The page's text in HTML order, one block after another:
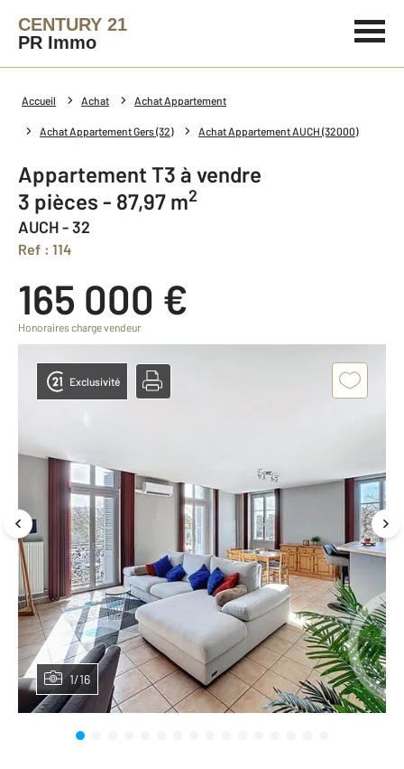
CENTURY 21
PR Immo
Accueil Achat Achat Appartement
Achat Appartement Gers (32) Achat Appartement AUCH (32000)
Appartement T3 à vendre
3 pièces - 87,97 m2
AUCH - 32
Ref : 114
165 000 €
Honoraires charge vendeur
1/16
Exclusivité